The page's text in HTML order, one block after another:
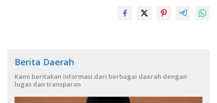
Berita Daerah
Kami beritakan informasi dari berbagai daerah dengan
lugas dan transparan